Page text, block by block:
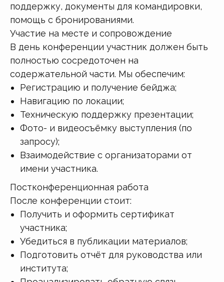
поддержку, документы для командировки,
помощь с бронированиями.
Участие на месте и сопровождение
В день конференции участник должен быть
полностью сосредоточен на
содержательной части. Мы обеспечим:
Регистрацию и получение бейджа;
Навигацию по локации;
Техническую поддержку презентации;
Фото- и видеосъёмку выступления (по
запросу);
Взаимодействие с организаторами от
имени участника.
Постконференционная работа
После конференции стоит:
Получить и оформить сертификат
участника;
Убедиться в публикации материалов;
Подготовить отчёт для руководства или
института;